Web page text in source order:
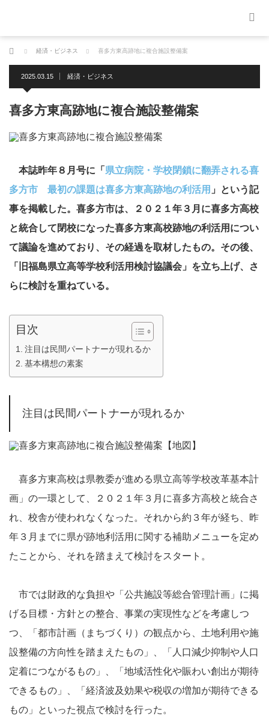
ホーム 経済・ビジネス 喜多方東高跡地に複合施設整備案
2025.03.15 経済・ビジネス
喜多方東高跡地に複合施設整備案
本誌昨年８月号に「 県立病院・学校閉鎖に翻弄される喜
多方市 最初の課題は喜多方東高跡地の利活用 」という記
事を掲載した。喜多方市は、２０２１年３月に喜多方高校
と統合して閉校になった喜多方東高校跡地の利活用につい
て議論を進めており、その経過を取材したもの。その後、
「旧福島県立高等学校利活用検討協議会」を立ち上げ、さ
らに検討を重ねている。
目次
注目は民間パートナーが現れるか
基本構想の素案
注目は民間パートナーが現れるか
喜多方東高校は県教委が進める県立高等学校改革基本計
画」の一環として、２０２１年３月に喜多方高校と統合さ
れ、校舎が使われなくなった。それから約３年が経ち、昨
年３月までに県が跡地利活用に関する補助メニューを定め
たことから、それを踏まえて検討をスタート。
市では財政的な負担や「公共施設等総合管理計画」に掲
げる目標・方針との整合、事業の実現性などを考慮しつ
つ、「都市計画（まちづくり）の観点から、土地利用や施
設整備の方向性を踏まえたもの」、「人口減少抑制や人口
定着につながるもの」、「地域活性化や賑わい創出が期待
できるもの」、「経済波及効果や税収の増加が期待できる
もの」といった視点で検討を行った。